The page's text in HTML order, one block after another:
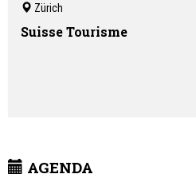
Zürich
Suisse Tourisme
AGENDA